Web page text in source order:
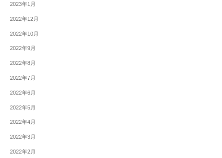
2023年1月
2022年12月
2022年10月
2022年9月
2022年8月
2022年7月
2022年6月
2022年5月
2022年4月
2022年3月
2022年2月